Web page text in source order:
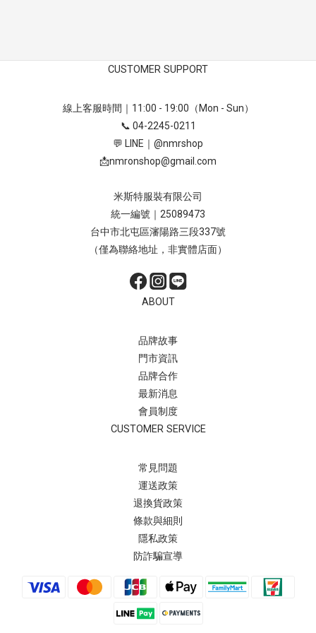
CUSTOMER SUPPORT
線上客服時間｜11:00 - 19:00（Mon - Sun）
📞 04-2245-0211
💬 LINE｜ @nmrshop
📩nmronshop@gmail.com
米斯特服裝有限公司
統一編號｜25089473
台中市北屯區瀋陽路三段337號
（僅為聯絡地址，非實體店面）
ABOUT
品牌故事
門市資訊
品牌合作
最新消息
會員制度
CUSTOMER SERVICE
常見問題
運送政策
退換貨政策
條款與細則
隱私政策
防詐騙宣導